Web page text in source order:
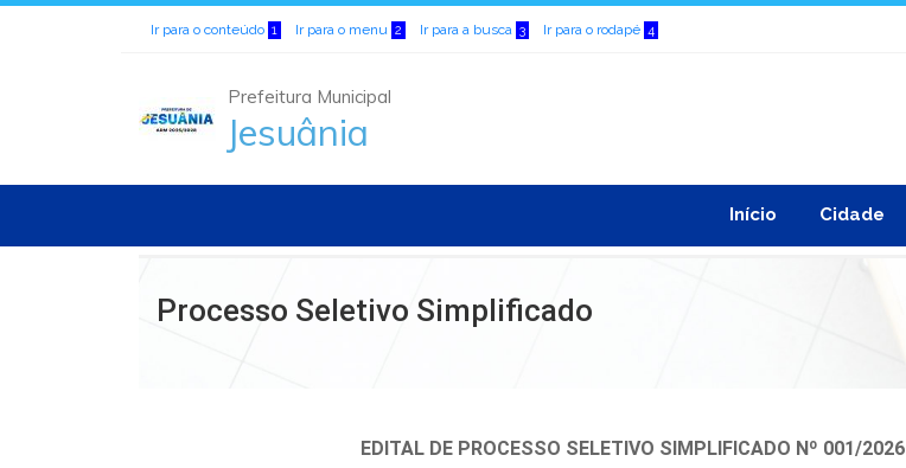
Ir para o conteúdo 1 Ir para o menu 2 Ir para a busca 3 Ir para o rodapé 4
Prefeitura Municipal
Jesuânia
Início Cidade
Processo Seletivo Simplificado
EDITAL DE PROCESSO SELETIVO SIMPLIFICADO Nº 001/2026